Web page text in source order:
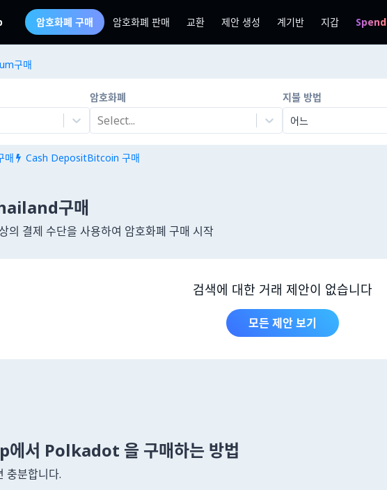
암호화폐 구매 암호화폐 판매 교환 제안 생성 계기반 지갑 Spend
구매
암호화폐
Select...
지불 방법
어느
매  Cash DepositBitcoin 구매
구매
결제 수단을 사용하여 암호화폐 구매 시작
검색에 대한 거래 제안이 없습니다
모든 제안 보기
서 Polkadot 을 구매하는 방법
충분합니다.